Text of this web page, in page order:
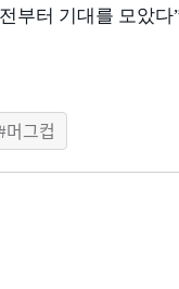
부터 기대를 모았다
머그컵